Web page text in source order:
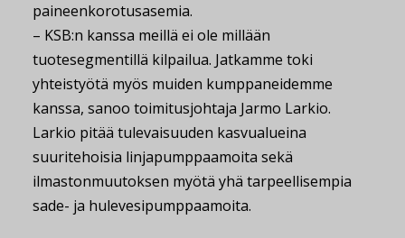
paineenkorotusasemia.
– KSB:n kanssa meillä ei ole millään
tuotesegmentillä kilpailua. Jatkamme toki
yhteistyötä myös muiden kumppaneidemme
kanssa, sanoo toimitusjohtaja Jarmo Larkio.
Larkio pitää tulevaisuuden kasvualueina
suuritehoisia linjapumppaamoita sekä
ilmastonmuutoksen myötä yhä tarpeellisempia
sade- ja hulevesipumppaamoita.